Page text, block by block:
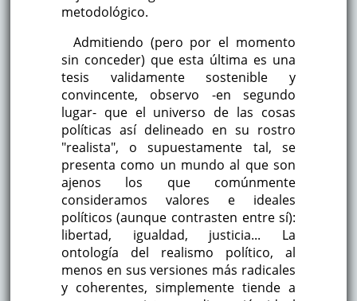
metodológico.
Admitiendo (pero por el momento
sin conceder) que esta última es una
tesis validamente sostenible y
convincente, observo -en segundo
lugar- que el universo de las cosas
políticas así delineado en su rostro
"realista", o supuestamente tal, se
presenta como un mundo al que son
ajenos los que comúnmente
consideramos valores e ideales
políticos (aunque contrasten entre sí):
libertad, igualdad, justicia... La
ontología del realismo político, al
menos en sus versiones más radicales
y coherentes, simplemente tiende a